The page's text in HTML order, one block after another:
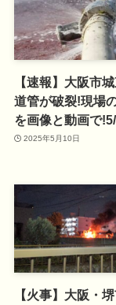
【速報】大阪市
道管が破裂!現場
を画像と動画で
2025年5月10日
【火事】大阪・